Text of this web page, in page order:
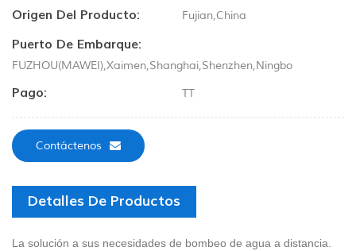
Origen Del Producto: Fujian,China
Puerto De Embarque:
FUZHOU(MAWEI),Xaimen,Shanghai,Shenzhen,Ningbo
Pago: TT
Contáctenos
Detalles De Productos
La solución a sus necesidades de bombeo de agua a distancia.